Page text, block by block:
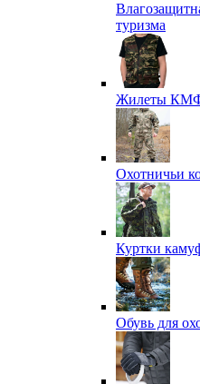
туризма
Жилеты
Охотничьи
Куртки
Обувь для